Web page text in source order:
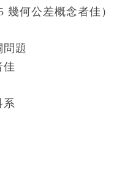
何公差概念者佳）
題
佳
系